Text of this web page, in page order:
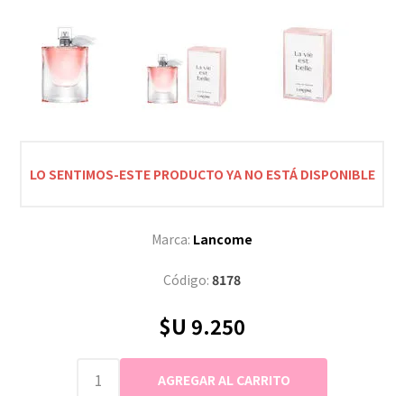
LO SENTIMOS-ESTE PRODUCTO YA NO ESTÁ DISPONIBLE
Marca: Lancome
Código: 8178
$U 9.250